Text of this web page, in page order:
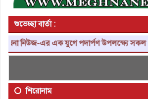
শুভেচ্ছা বার্তা :
নিউজ-এর এক যুগে পদার্পণ উপলক্ষ্যে সকল পাঠক-
শিরোনাম